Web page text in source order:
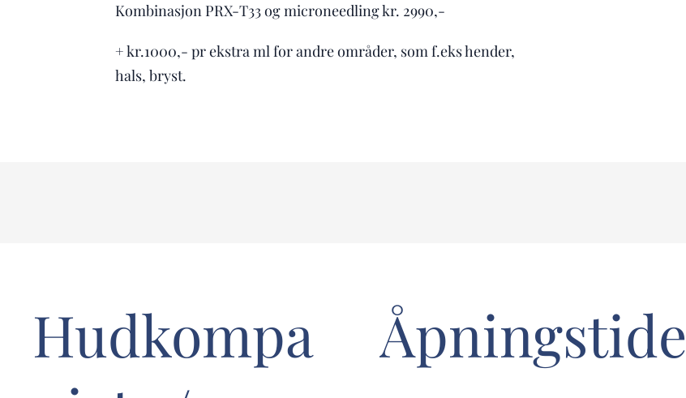
Kombinasjon PRX-T33 og microneedling kr. 2990,-
+ kr.1000,- pr ekstra ml for andre områder, som f.eks hender,
hals, bryst.
Hudkompa
Åpningstide